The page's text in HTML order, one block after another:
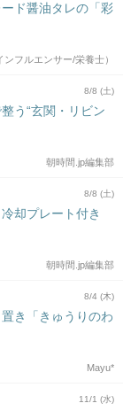
ド醤油タレの「彩
フルエンサー/栄養士）
8/8 (土)
う“玄関・リビン
朝時間.jp編集部
8/8 (土)
却プレート付き
朝時間.jp編集部
8/4 (木)
き「きゅうりのわ
Mayu*
11/1 (水)